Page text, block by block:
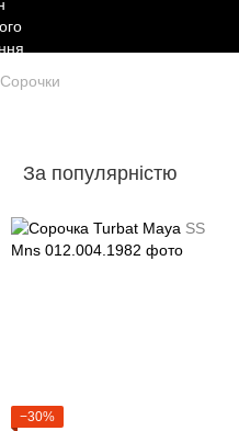
Сорочки
За популярністю
−30%